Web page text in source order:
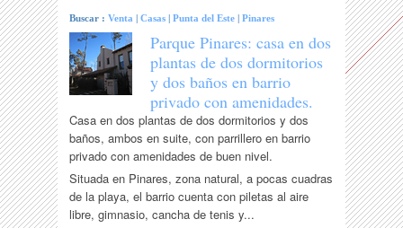
Buscar :Venta |Casas |Punta del Este |Pinares
Parque Pinares: casa en dos
plantas de dos dormitorios
y dos baños en barrio
privado con amenidades.
Casa en dos plantas de dos dormitorios y dos
baños, ambos en suite, con parrillero en barrio
privado con amenidades de buen nivel.
Situada en Pinares, zona natural, a pocas cuadras
de la playa, el barrio cuenta con piletas al aire
libre, gimnasio, cancha de tenis y...